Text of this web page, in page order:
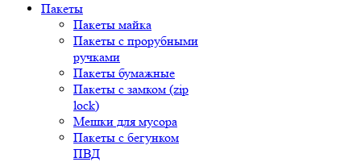
Пакеты
Пакеты майка
Пакеты с прорубными
ручками
Пакеты бумажные
Пакеты с замком (zip
lock)
Мешки для мусора
Пакеты с бегунком
ПВД